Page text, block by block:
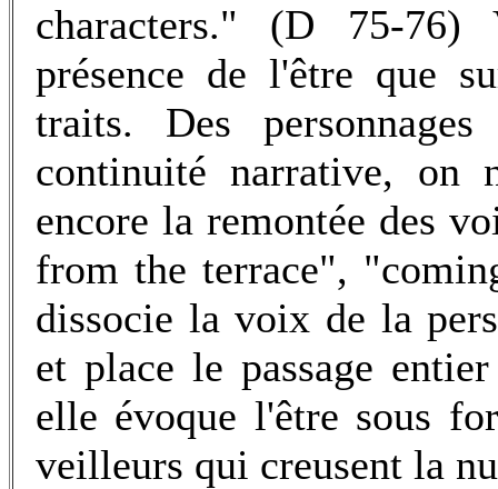
characters." (D 75-
présence de l'être que
traits. Des
continuité narrative, on
encore la remontée des
from the terrace",
dissocie la voix de la
et place le passage
elle évoque l'être sous
veilleurs qui creusent la